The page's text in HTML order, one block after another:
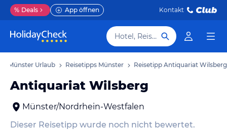
% Deals App öffnen Kontakt
Hotel, Reiseziel
Münster Urlaub Reisetipps Münster Reisetipp Antiquariat Wilsberg
Antiquariat Wilsberg
Münster/Nordrhein-Westfalen
Dieser Reisetipp wurde noch nicht bewertet.